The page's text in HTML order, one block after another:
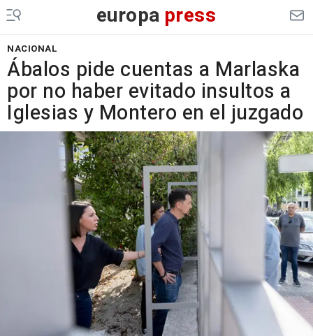
europa press
NACIONAL
Ábalos pide cuentas a Marlaska
por no haber evitado insultos a
Iglesias y Montero en el juzgado